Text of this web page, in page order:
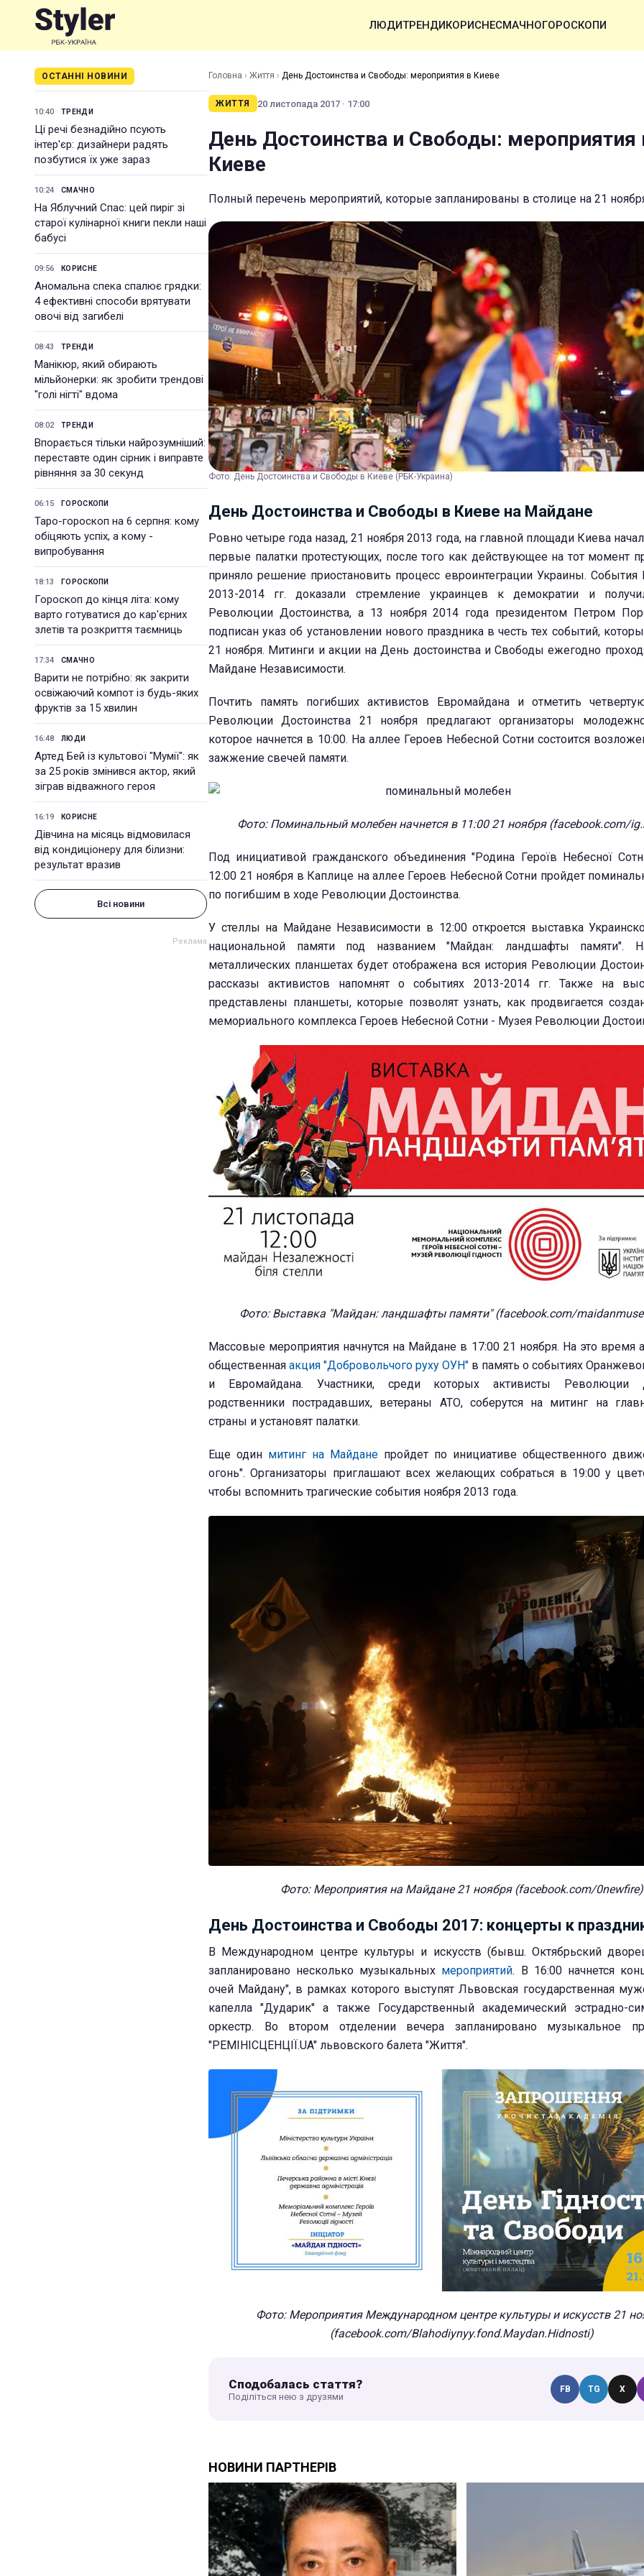
ЛЮДИТРЕНДИКОРИСНЕСМАЧНОГОРОСКОПИ
ОСТАННІ НОВИНИ
10:40 ТРЕНДИ
Ці речі безнадійно псують
інтер'єр: дизайнери радять
позбутися їх уже зараз
10:24 СМАЧНО
На Яблучний Спас: цей пиріг зі
старої кулінарної книги пекли наші
бабусі
09:56 КОРИСНЕ
Аномальна спека спалює грядки:
4 ефективні способи врятувати
овочі від загибелі
08:43 ТРЕНДИ
Манікюр, який обирають
мільйонерки: як зробити трендові
"голі нігті" вдома
08:02 ТРЕНДИ
Впорається тільки найрозумніший:
переставте один сірник і виправте
рівняння за 30 секунд
06:15 ГОРОСКОПИ
Таро-гороскоп на 6 серпня: кому
обіцяють успіх, а кому -
випробування
18:13 ГОРОСКОПИ
Гороскоп до кінця літа: кому
варто готуватися до кар'єрних
злетів та розкриття таємниць
17:34 СМАЧНО
Варити не потрібно: як закрити
освіжаючий компот із будь-яких
фруктів за 15 хвилин
16:48 ЛЮДИ
Артед Бей із культової "Мумії": як
за 25 років змінився актор, який
зіграв відважного героя
16:19 КОРИСНЕ
Дівчина на місяць відмовилася
від кондиціонеру для білизни:
результат вразив
Всі новини
Головна › Життя › День Достоинства и Свободы: мероприятия в Киеве
ЖИТТЯ 20 листопада 2017 · 17:00
День Достоинства и Свободы: мероприятия
Киеве
Полный перечень мероприятий, которые запланированы в столице на 21
Фото: День Достоинства и Свободы в Киеве (РБК-Украина)
День Достоинства и Свободы в Киеве на Майдане
Ровно четыре года назад, 21 ноября 2013 года, на главной площади Киева
первые палатки протестующих, после того как действующее на тот момент
приняло решение приостановить процесс евроинтеграции Украины. События
2013-2014 гг. доказали стремление украинцев к демократии и
Революции Достоинства, а 13 ноября 2014 года президентом Петром
подписан указ об установлении нового праздника в честь тех событий,
21 ноября. Митинги и акции на День достоинства и Свободы ежегодно
Майдане Независимости.
Почтить память погибших активистов Евромайдана и отметить
Революции Достоинства 21 ноября предлагают организаторы
которое начнется в 10:00. На аллее Героев Небесной Сотни состоится
зажжение свечей памяти.
Фото: Поминальный молебен начнется в 11:00 21 ноября (facebook.com/
Под инициативой гражданского объединения "Родина Героїв Небесної
12:00 21 ноября в Каплице на аллее Героев Небесной Сотни пройдет
по погибшим в ходе Революции Достоинства.
У стеллы на Майдане Независимости в 12:00 откроется выставка
национальной памяти под названием "Майдан: ландшафты памяти".
металлических планшетах будет отображена вся история Революции
рассказы активистов напомнят о событиях 2013-2014 гг. Также на
представлены планшеты, которые позволят узнать, как продвигается
мемориального комплекса Героев Небесной Сотни - Музея Революции
Фото: Выставка "Майдан: ландшафты памяти" (facebook.com/
Массовые мероприятия начнутся на Майдане в 17:00 21 ноября. На это время
общественная акция "Добровольчого руху ОУН" в память о событиях
и Евромайдана. Участники, среди которых активисты Революции
родственники пострадавших, ветераны АТО, соберутся на митинг на
страны и установят палатки.
Еще один митинг на Майдане пройдет по инициативе общественного
огонь". Организаторы приглашают всех желающих собраться в 19:00 у
чтобы вспомнить трагические события ноября 2013 года.
Фото: Мероприятия на Майдане 21 ноября (facebook.com/0newfire)
День Достоинства и Свободы 2017: концерты к
В Международном центре культуры и искусств (бывш. Октябрьский
запланировано несколько музыкальных мероприятий. В 16:00 начнется
очей Майдану", в рамках которого выступят Львовская государственная
капелла "Дударик" а также Государственный академический эстрадно-
оркестр. Во втором отделении вечера запланировано музыкальное
"РЕМІНІСЦЕНЦІЇ.UA" львовского балета "Життя".
Фото: Мероприятия Международном центре культуры и искусств 21
(facebook.com/Blahodiynyy.fond.Maydan.Hidnosti)
Сподобалась стаття?
Поділіться нею з друзями
FB TG X